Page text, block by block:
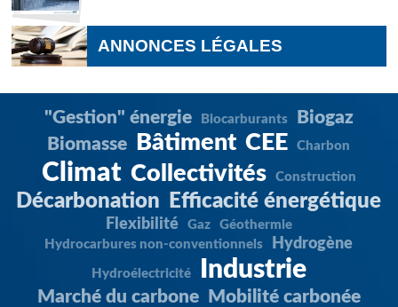
ANNONCES LÉGALES
"Gestion" énergie Biocarburants
Biogaz
Biomasse
Bâtiment CEE Charbon
Climat Collectivités Construction
Décarbonation Efficacité énergétique
Flexibilité Gaz
Géothermie
Hydrocarbures non-conventionnels
Hydrogène
Hydroélectricité Industrie
Marché du carbone Mobilité carbonée